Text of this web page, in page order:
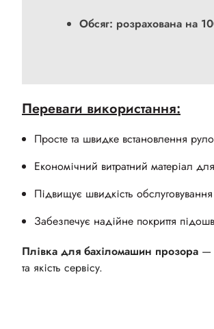
Обсяг: розрахована на
Переваги використання:
Просте та швидке встановлення
Економічний витратний матеріал
Підвищує швидкість обслуговування
Забезпечує надійне покриття
Плівка для бахіломашин прозора —
та якість сервісу.